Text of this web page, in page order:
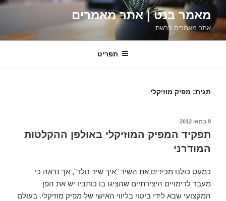
דילוג
לתוכןמאמר בנט | אתר מאמרים
אתר מאמרים ברשת
תפריט
תגית: מפיק מוזיקלי
פורסם
9 במאי 2012
תפקיד המפיק המוזיקלי באולפן ההקלטות
המודרני
כמעט כולנו מכירים את השיר "איך שיר נולד", אך נראה כי
מעבר לדימויים היצירתיים שהציגו בו כותביו יש את הפן
המקצועי שבא לידי ביטוי בליווי האישי של מפיק מוזיקלי. בעולם